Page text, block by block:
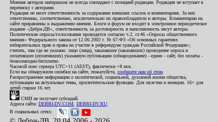
Мнения авторов материалов не всегда совпадают с позицией редакции. Редакция не вступает в
переписку с авторами.
Редакция не несет ответственность за содержание внешних ссылок и комментариев. За них
ответственны, соответственно, исключительно их правообладатели и авторы. Комментарии на
сайте приравнены к выражению мнения. Блоги и форум не входят в электронное периодическое
издание «Дебри-ДВ», ответственность за достоверность и наполняемость несут авторы.
Политические опросы/голосования проводятся согласно ч.2. ст.46 «Опросы общественного
мнения» Федерального закона от 12.06.2002 г. № 67-ФЗ «Об основных гарантиях
избирательных прав и права на участие в референдуме граждан Российской Федерации»;
считать, там где не указано: лицо (лица), заказавшее (заказавших) проведение опроса и
оплатившее (оплативших) указанную публикацию (обнародование) - едино - сайт, без оплаты -
безвозмездно/бесплатно.
Часовой пояс сервера UTC+11 (AEST), фактически +8 мск.
Если вы обнаружили ошибки на сайте, пожалуйста, сообщите нам об этом
Распространение информации о политической, социальной, духовной жизни общества,
публикации на актуальные темы, просветительские функции. Для мужчин и женщин. 16+ для
детей старше 16 лет.
СМИ не получает субсидий.
Адреса сайта: DEBRI-DV.COM DEBRI-DV.RU
В социальных сетях: